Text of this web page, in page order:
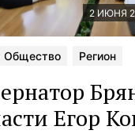
2 ИЮНЯ
Общество Регион
Егор